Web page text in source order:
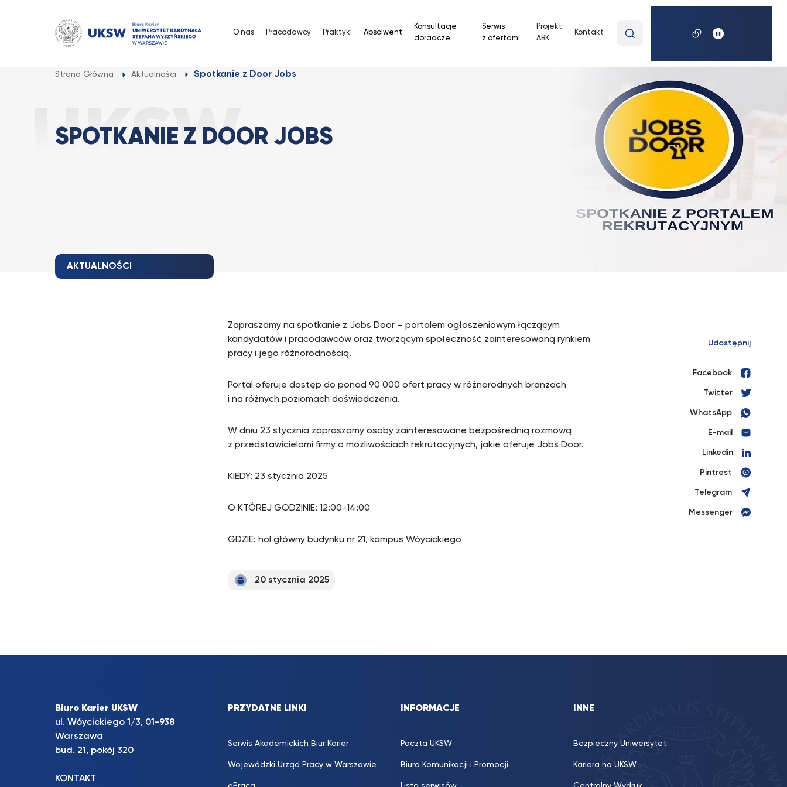
O nas Pracodawcy Praktyki Absolwent
Konsultacje
doradcze
Serwis
z ofertami
Projekt
ABK
Kontakt
wyszukiwaną
Strona Główna Aktualności Spotkanie z Door Jobs
SPOTKANIE Z DOOR JOBS
AKTUALNOŚCI
Zapraszamy na spotkanie z Jobs Door – portalem ogłoszeniowym łączącym
kandydatów i pracodawców oraz tworzącym społeczność zainteresowaną rynkiem
pracy i jego różnorodnością.
Portal oferuje dostęp do ponad 90 000 ofert pracy w różnorodnych branżach
i na różnych poziomach doświadczenia.
W dniu 23 stycznia zapraszamy osoby zainteresowane bezpośrednią rozmową
z przedstawicielami firmy o możliwościach rekrutacyjnych, jakie oferuje Jobs Door.
KIEDY: 23 stycznia 2025
O KTÓREJ GODZINIE: 12:00-14:00
GDZIE: hol główny budynku nr 21, kampus Wóycickiego
20 stycznia 2025
Udostępnij
Facebook
Twitter
WhatsApp
E-mail
Linkedin
Pintrest
Telegram
Messenger
Biuro Karier UKSW
ul. Wóycickiego 1/3, 01-938
Warszawa
bud. 21, pokój 320
KONTAKT
PRZYDATNE LINKI
Serwis Akademickich Biur Karier
Wojewódzki Urząd Pracy w Warszawie
INFORMACJE
Poczta UKSW
Biuro Komunikacji i Promocji
INNE
Bezpieczny Uniwersytet
Kariera na UKSW